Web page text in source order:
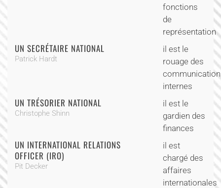
fonctions
de
représentation
UN SECRÉTAIRE NATIONAL
Patrick Hardt
il est le
rouage des
internes
UN TRÉSORIER NATIONAL
Christophe Shinn
il est le
gardien des
finances
UN INTERNATIONAL RELATIONS
OFFICER (IRO)
Pit Decker
il est
chargé des
affaires
internationales